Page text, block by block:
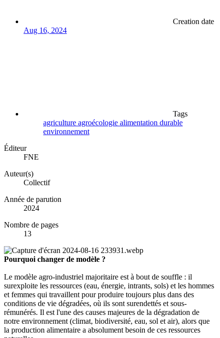
Creation date
Aug 16, 2024
Tags
agriculture agroécologie alimentation durable
environnement
Éditeur
FNE
Auteur(s)
Collectif
Année de parution
2024
Nombre de pages
13
Pourquoi changer de modèle ?
Le modèle agro-industriel majoritaire est à bout de souffle : il
surexploite les ressources (eau, énergie, intrants, sols) et les hommes
et femmes qui travaillent pour produire toujours plus dans des
conditions de vie dégradées, où ils sont surendettés et sous-
rémunérés. Il est l'une des causes majeures de la dégradation de
notre environnement (climat, biodiversité, eau, sol et air), alors que
la production alimentaire a absolument besoin de ces ressources